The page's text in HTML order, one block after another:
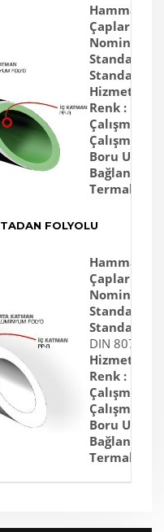
Hammadde
Çaplar :
Nominal
Standart
Standartlar
Hizmet
Renk :
Çalışma
Çalışma &
Boru
Bağlantı :
Termal
FOLYOLU
Hammadde
Çaplar :
Nominal
Standart
DIN 8077,
Hizmet
Renk :
Çalışma
Çalışma &
Boru
Bağlantı :
Termal